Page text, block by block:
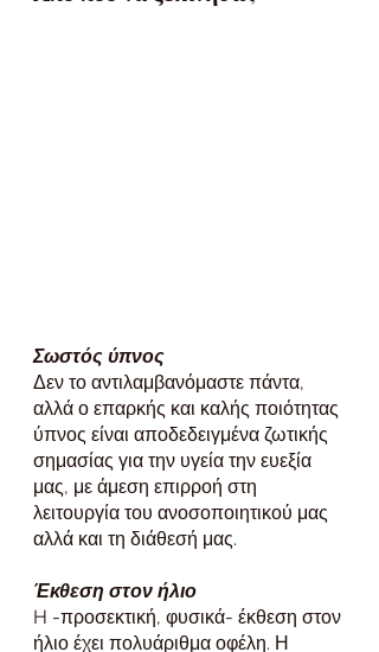
Σωστός ύπνος
Δεν το αντιλαμβανόμαστε πάντα,
αλλά ο επαρκής και καλής ποιότητας
ύπνος είναι αποδεδειγμένα ζωτικής
σημασίας για την υγεία την ευεξία
μας, με άμεση επιρροή στη
λειτουργία του ανοσοποιητικού μας
αλλά και τη διάθεσή μας.
Έκθεση στον ήλιο
H -προσεκτική, φυσικά- έκθεση στον
ήλιο έχει πολυάριθμα οφέλη. Η